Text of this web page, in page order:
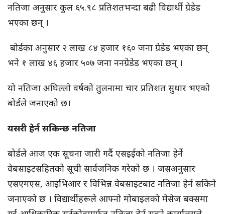
नतिजा अनुसार कुल ६५.९८ प्रतिशतभन्दा बढी विद्यार्थी ग्रेडेड
भएका छन् ।
बोर्डका अनुसार २ लाख ८४ हजार १६० जना ग्रेडेड भएका छन्
भने १ लाख ४६ हजार ५०७ जना ननग्रेडेड भएका छन् ।
यो नतिजा अघिल्लो वर्षको तुलनामा चार प्रतिशत सुधार भएको
बोर्डले जनाएको छ।
यसरी हेर्न सकिन्छ नतिजा
बोर्डले आज एक सूचना जारी गर्दै एसइईको नतिजा हेर्ने
वेबसाइटसहितको सूची सार्वजनिक गरेको छ । जसअनुसार
एसएमएस, आइभिआर र विभिन्न वेबसाइटबाट नतिजा हेर्न सकिने
जनाएको छ । विद्यार्थीहरूले आफ्नो मोबाइलको मेसेज बक्समा